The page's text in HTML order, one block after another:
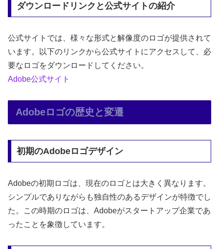
ダウンロードリンクと公式サイトの紹介
公式サイトでは、様々な形式と解像度のロゴが提供されて
います。以下のリンクから公式サイトにアクセスして、必
要なロゴをダウンロードしてください。
Adobe公式サイト
Adobeロゴの歴史と変遷
初期のAdobeロゴデザイン
Adobeの初期ロゴは、現在のロゴとは大きく異なります。
シンプルでありながらも独自性のあるデザインが特徴でし
た。この時期のロゴは、Adobeがスタートアップ企業であ
ったことを象徴しています。